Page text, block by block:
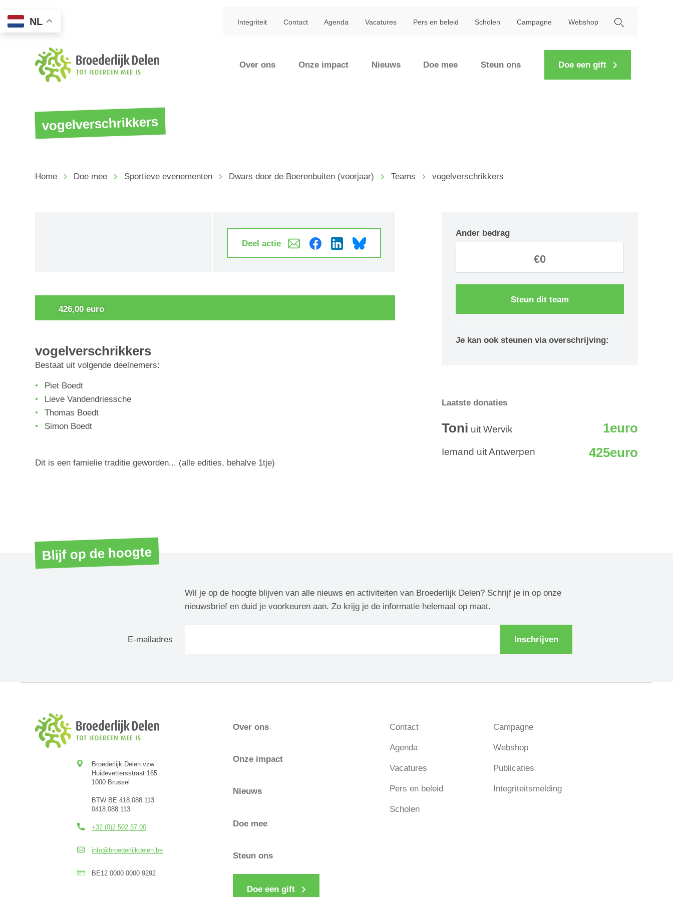
Integriteit Contact Agenda Vacatures Pers en beleid Scholen Campagne Webshop
Over ons Onze impact Nieuws Doe mee Steun ons Doe een gift
vogelverschrikkers
Home Doe mee Sportieve evenementen Dwars door de Boerenbuiten (voorjaar) Teams vogelverschrikkers
Deel actie
426,00 euro
vogelverschrikkers
Bestaat uit volgende deelnemers:
Piet Boedt
Lieve Vandendriessche
Thomas Boedt
Simon Boedt
Dit is een famielie traditie geworden... (alle edities, behalve 1tje)
Ander bedrag
Steun dit team
Je kan ook steunen via overschrijving:
Laatste donaties
Toni uit Wervik 1euro
Iemand uit Antwerpen 425euro
Blijf op de hoogte
Wil je op de hoogte blijven van alle nieuws en activiteiten van Broederlijk Delen? Schrijf je in op onze
nieuwsbrief en duid je voorkeuren aan. Zo krijg je de informatie helemaal op maat.
E-mailadres Inschrijven
Broederlijk Delen vzw
Huidevettersstraat 165
1000 Brussel
BTW BE 418.088.113
0418.088.113
+32 (0)2 502 57 00
info@broederlijkdelen.be
BE12 0000 0000 9292
Over ons
Onze impact
Nieuws
Doe mee
Steun ons
Doe een gift
Contact
Agenda
Vacatures
Pers en beleid
Scholen
Campagne
Webshop
Publicaties
Integriteitsmelding
NL